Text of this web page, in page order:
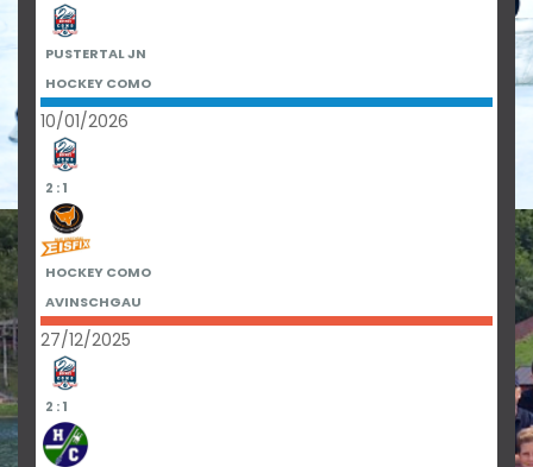
PUSTERTAL JN
HOCKEY COMO
10/01/2026
2 : 1
HOCKEY COMO
AVINSCHGAU
27/12/2025
2 : 1